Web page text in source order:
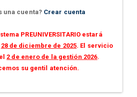
una cuenta? Crear cuenta
PREUNIVERSITARIO estará
28 de diciembre de 2025. El servicio
2 de enero de la gestión 2026.
su gentil atención.